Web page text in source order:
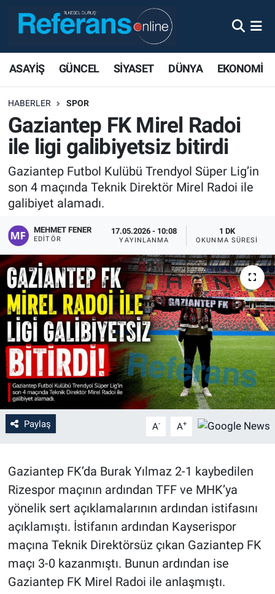
ASAYİŞ GÜNCEL SİYASET DÜNYA EKONOMİ
HABERLER SPOR
Gaziantep FK Mirel Radoi
ile ligi galibiyetsiz bitirdi
Gaziantep Futbol Kulübü Trendyol Süper Lig’in
son 4 maçında Teknik Direktör Mirel Radoi ile
galibiyet alamadı.
MEHMET FENER
EDITÖR
17.05.2026 - 10:08
YAYINLANMA
1 DK
OKUNMA SÜRESI
Paylaş A- A+
Gaziantep FK’da Burak Yılmaz 2-1 kaybedilen
Rizespor maçının ardından TFF ve MHK’ya
yönelik sert açıklamalarının ardından istifasını
açıklamıştı. İstifanın ardından Kayserispor
maçına Teknik Direktörsüz çıkan Gaziantep FK
maçı 3-0 kazanmıştı. Bunun ardından ise
Gaziantep FK Mirel Radoi ile anlaşmıştı.